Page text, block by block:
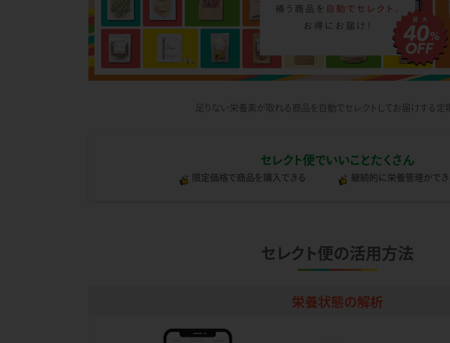
足りない栄養素が取れる商品を自動でセレクトしてお届けする定
セレクト便でいいことたくさん
限定価格で商品を購入できる 継続的に栄養管理がで
セレクト便の活用方法
栄養状態の解析